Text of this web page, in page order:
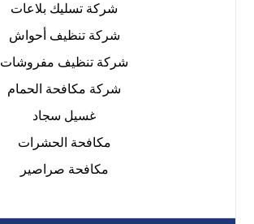
شركة تسليك بلاعات
شركة تنظيف أحواش
شركة تنظيف مفروشات
شركة مكافحة الحمام
غسيل سجاد
مكافحة الحشرات
مكافحة صراصير